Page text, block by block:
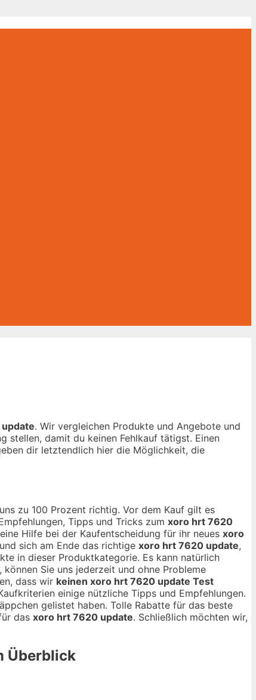
. Wir vergleichen Produkte und Angebote und
stellen, damit du keinen Fehlkauf tätigst. Einen
dir letztendlich hier die Möglichkeit, die
zu 100 Prozent richtig. Vor dem Kauf gilt es
Tipps und Tricks zum xoro hrt 7620
Hilfe bei der Kaufentscheidung für ihr neues xoro
sich am Ende das richtige xoro hrt 7620 update,
in dieser Produktkategorie. Es kann natürlich
Sie uns jederzeit und ohne Probleme
dass wir keinen xoro hrt 7620 update Test
einige nützliche Tipps und Empfehlungen.
gelistet haben. Tolle Rabatte für das beste
das xoro hrt 7620 update. Schließlich möchten wir,
Überblick